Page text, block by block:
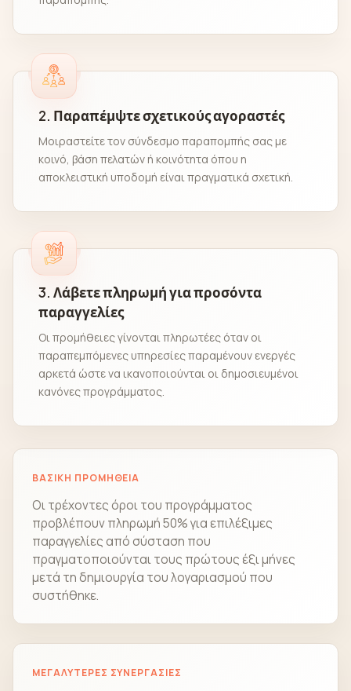
2. Παραπέμψτε σχετικούς αγοραστές
Μοιραστείτε τον σύνδεσμο παραπομπής σας με
κοινό, βάση πελατών ή κοινότητα όπου η
αποκλειστική υποδομή είναι πραγματικά σχετική.
3. Λάβετε πληρωμή για προσόντα
παραγγελίες
Οι προμήθειες γίνονται πληρωτέες όταν οι
παραπεμπόμενες υπηρεσίες παραμένουν ενεργές
αρκετά ώστε να ικανοποιούνται οι δημοσιευμένοι
κανόνες προγράμματος.
ΒΑΣΙΚΉ ΠΡΟΜΉΘΕΙΑ
Οι τρέχοντες όροι του προγράμματος
προβλέπουν πληρωμή 50% για επιλέξιμες
παραγγελίες από σύσταση που
πραγματοποιούνται τους πρώτους έξι μήνες
μετά τη δημιουργία του λογαριασμού που
συστήθηκε.
ΜΕΓΑΛΎΤΕΡΕΣ ΣΥΝΕΡΓΑΣΊΕΣ